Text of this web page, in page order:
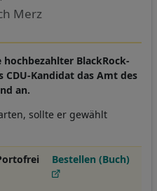
Merz
BlackRock-
Kandidat das Amt des
an.
sollte er gewählt
Bestellen (Buch)